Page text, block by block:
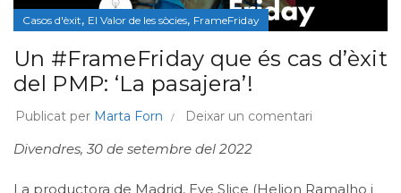
Casos d'èxit, El Valor de les sòcies, FrameFriday
Un #FrameFriday que és cas d’èxit
del PMP: ‘La pasajera’!
Publicat per Marta Forn Deixar un comentari
Divendres, 30 de setembre del 2022
La productora de Madrid, Eye Slice (Helion Ramalho i